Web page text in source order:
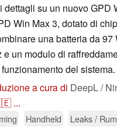
dettagli su un nuovo GPD
Win Max 3, dotato di
una batteria da
e un modulo di
del sistema.
a cura di DeepL /
...
Handheld Leaks /